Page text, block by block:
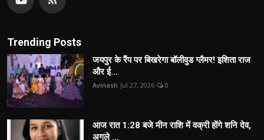
Trending Posts
जयपुर के रैंप पर बिखरेगा बॉलीवुड ग्लैमर! इशिता राज
और ई...
Avinash Jul 27, 2026 0
आज रात 1:28 बजे मीन राशि में वक्री होंगे शनि देव,
अगले ...